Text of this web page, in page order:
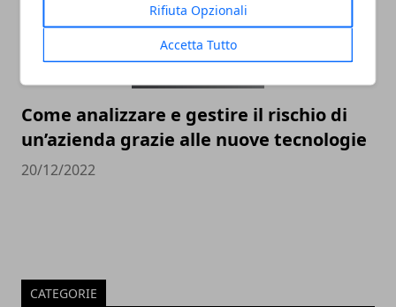
Rifiuta Opzionali
Accetta Tutto
Come analizzare e gestire il rischio di
un’azienda grazie alle nuove tecnologie
20/12/2022
CATEGORIE